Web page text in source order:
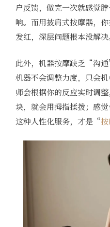
户反馈，做完一次就感觉
响。而用披肩式按摩器，
发红，深层问题根本没解决
此外，机器按摩缺乏“沟通
机器不会调整力度，只会
师会根据你的反应实时调
块，就会用拇指揉拨；感觉
这种人性化服务，才是“